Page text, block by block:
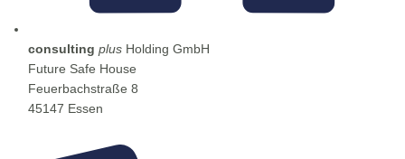
consulting plus Holding GmbH
Future Safe House
Feuerbachstraße 8
45147 Essen